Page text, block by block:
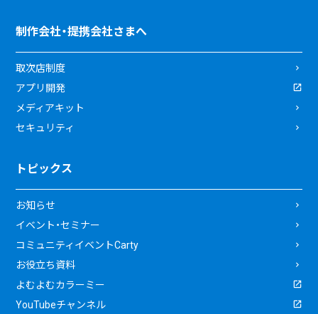
制作会社・提携会社さまへ
取次店制度
アプリ開発
メディアキット
セキュリティ
トピックス
お知らせ
イベント・セミナー
コミュニティイベントCarty
お役立ち資料
よむよむカラーミー
YouTubeチャンネル